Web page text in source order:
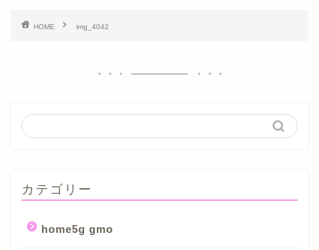
HOME img_4042
カテゴリー
home5g gmo